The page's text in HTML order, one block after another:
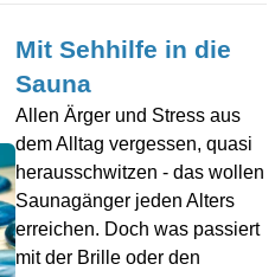
Mit Sehhilfe in die
Sauna
Allen Ärger und Stress aus
dem Alltag vergessen, quasi
herausschwitzen - das wollen
Saunagänger jeden Alters
erreichen. Doch was passiert
mit der Brille oder den